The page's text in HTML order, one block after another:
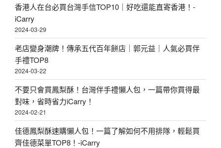
香港人在台必買台灣手信TOP10｜好吃還能直寄香港！-
iCarry
2024-03-29
老店變身潮牌！傳承五代百年餅店｜郭元益｜人氣必買伴
手禮TOP8
2024-03-22
不要只會買鳳梨酥！台灣伴手禮懶人包，一篇帶你買得最
對味，省時省力iCarry！
2024-02-21
佳德鳳梨酥速購懶人包！一篇了解如何不用排隊，輕鬆買
齊佳德菜單TOP8！-iCarry